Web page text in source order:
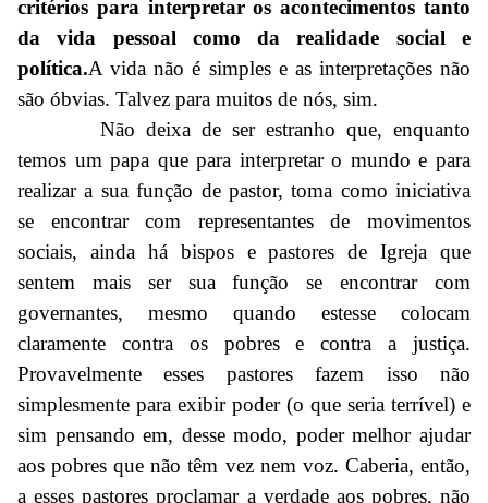
critérios para interpretar os acontecimentos tanto
da vida pessoal como da realidade social e
política.A vida não é simples e as interpretações não
são óbvias. Talvez para muitos de nós, sim.
Não deixa de ser estranho que, enquanto
temos um papa que para interpretar o mundo e para
realizar a sua função de pastor, toma como iniciativa
se encontrar com representantes de movimentos
sociais, ainda há bispos e pastores de Igreja que
sentem mais ser sua função se encontrar com
governantes, mesmo quando estesse colocam
claramente contra os pobres e contra a justiça.
Provavelmente esses pastores fazem isso não
simplesmente para exibir poder (o que seria terrível) e
sim pensando em, desse modo, poder melhor ajudar
aos pobres que não têm vez nem voz. Caberia, então,
a esses pastores proclamar a verdade aos pobres, não